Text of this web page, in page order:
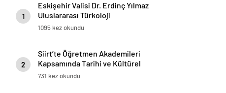
1
Eskişehir Valisi Dr. Erdinç Yılmaz
Uluslararası Türkoloji
Öğrencileriyle Bir Araya Geldi
1095 kez okundu
2
Siirt’te Öğretmen Akademileri
Kapsamında Tarihi ve Kültürel
Miras Gezisi Düzenlendi
731 kez okundu